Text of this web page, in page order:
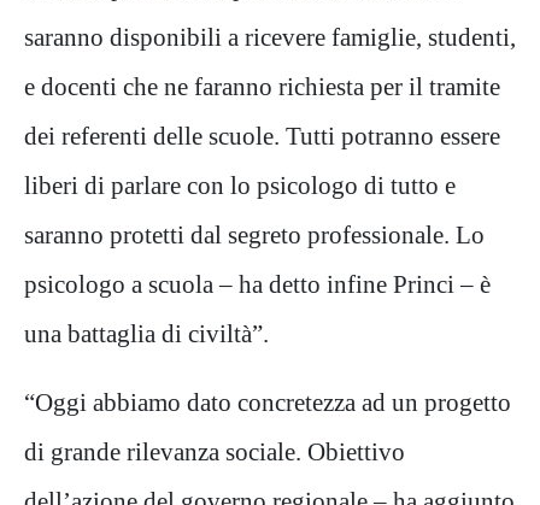
saranno disponibili a ricevere famiglie, studenti,
e docenti che ne faranno richiesta per il tramite
dei referenti delle scuole. Tutti potranno essere
liberi di parlare con lo psicologo di tutto e
saranno protetti dal segreto professionale. Lo
psicologo a scuola – ha detto infine Princi – è
una battaglia di civiltà”.
“Oggi abbiamo dato concretezza ad un progetto
di grande rilevanza sociale. Obiettivo